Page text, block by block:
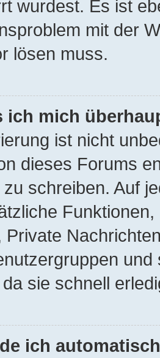
wurdest. Es ist
mit der
lösen muss.
ich mich
ist nicht
dieses Forums
schreiben. Auf
Private
sie schnell
ich